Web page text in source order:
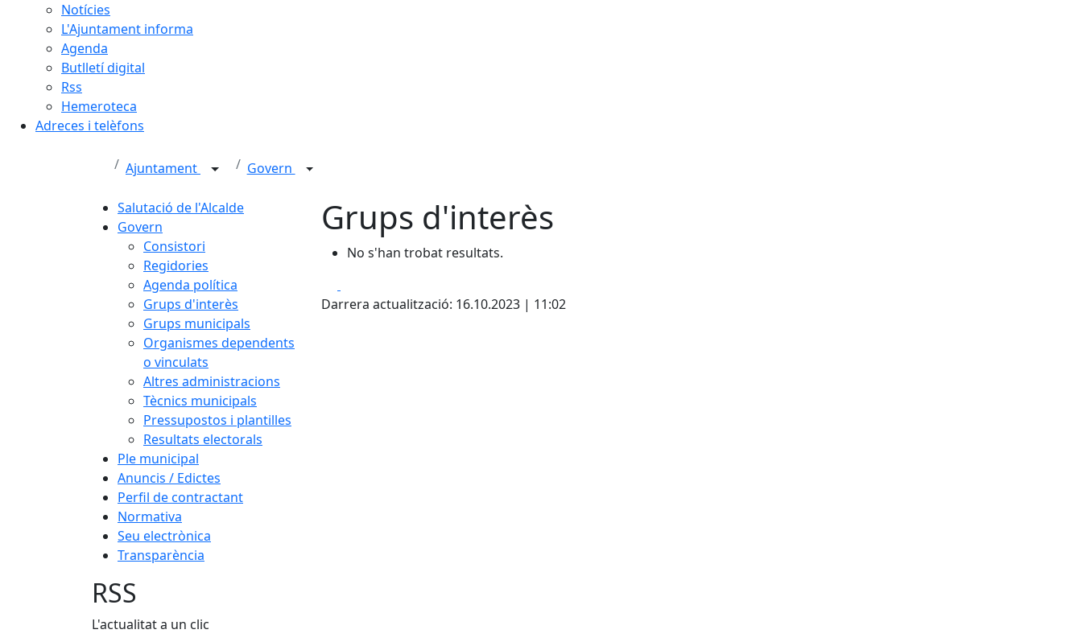
Notícies
L'Ajuntament informa
Agenda
Butlletí digital
Rss
Hemeroteca
Adreces i telèfons
Ajuntament Govern
Salutació de l'Alcalde
Govern
Consistori
Regidories
Agenda política
Grups d'interès
Grups municipals
Organismes dependents
o vinculats
Altres administracions
Tècnics municipals
Pressupostos i plantilles
Resultats electorals
Ple municipal
Anuncis / Edictes
Perfil de contractant
Normativa
Seu electrònica
Transparència
Grups d'interès
No s'han trobat resultats.
Darrera actualització: 16.10.2023 | 11:02
RSS
L'actualitat a un clic